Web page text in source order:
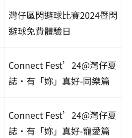
灣仔區閃避球比賽2024暨閃
避球免費體驗日
Connect Fest’24@灣仔夏
誌·有「妳」真好-同樂篇
Connect Fest’24@灣仔夏
誌·有「妳」真好-寵愛篇